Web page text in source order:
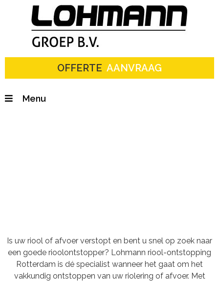
OFFERTE AANVRAAG
Is uw riool of afvoer verstopt en bent u snel op zoek naar
een goede rioolontstopper? Lohmann riool-ontstopping
Rotterdam is dé specialist wanneer het gaat om het
vakkundig ontstoppen van uw riolering of afvoer. Met